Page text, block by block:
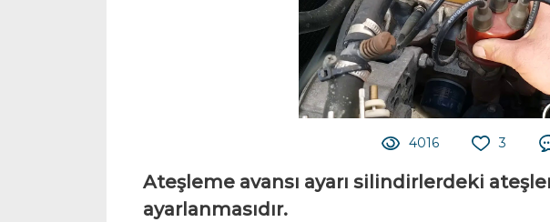
4016 3
Ateşleme avansı ayarı silindirlerdeki
ayarlanmasıdır.